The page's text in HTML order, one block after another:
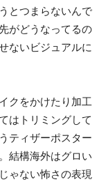
とつまらないんで
がどうなってるの
ないビジュアルに
クをかけたり加工
はトリミングして
ティザーポスター
結構海外はグロい
ゃない怖さの表現